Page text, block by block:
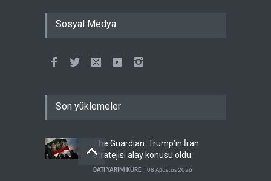
Sosyal Medya
Son yüklemeler
The Guardian: Trump’ın İran
stratejisi alay konusu oldu
BATI YARIM KÜRE 08 Ağustos 2026